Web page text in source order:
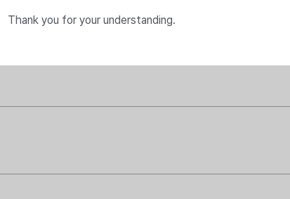
유니즈 Blue218
Thank you for your understanding.